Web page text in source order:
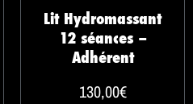
Lit Hydromassant
12 séances –
Adhérent
130,00€